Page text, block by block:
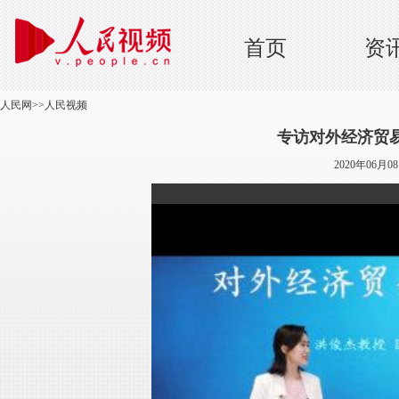
首页 资
人民网>> 人民视频
专访对外经济贸
2020年06月